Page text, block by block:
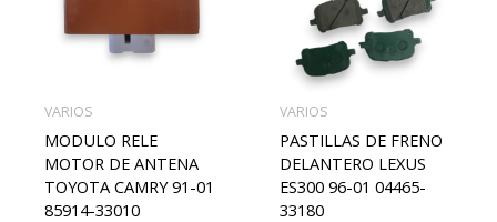
VARIOS
MODULO RELE
MOTOR DE ANTENA
TOYOTA CAMRY 91-01
85914-33010
VARIOS
PASTILLAS DE FRENO
DELANTERO LEXUS
ES300 96-01 04465-
33180